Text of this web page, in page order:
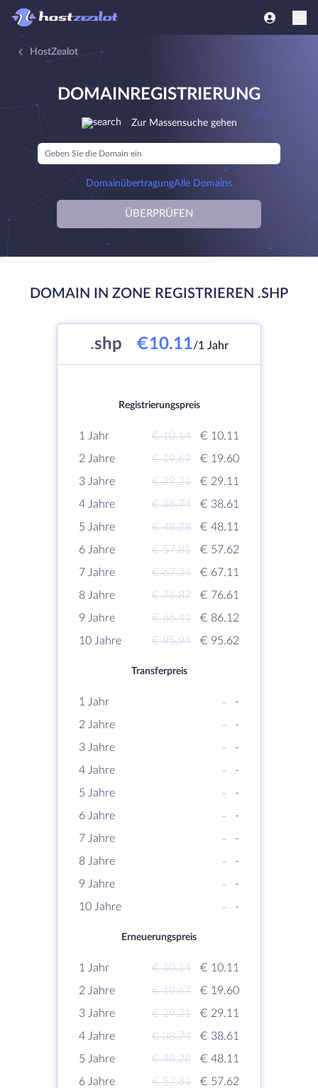
HostZealot
DOMAINREGISTRIERUNG
Zur Massensuche gehen
DomainübertragungAlle Domains
ÜBERPRÜFEN
DOMAIN IN ZONE REGISTRIEREN .SHP
.shp €10.11/1 Jahr
Registrierungspreis
1 Jahr € 10.14
€ 10.11
2 Jahre
€ 19.67
€ 19.60
3 Jahre
€ 29.21
€ 29.11
4 Jahre
€ 38.74
€ 38.61
5 Jahre
€ 48.28
€ 48.11
6 Jahre
€ 57.81
€ 57.62
7 Jahre
€ 67.34
€ 67.11
8 Jahre
€ 76.87
€ 76.61
9 Jahre
€ 86.41
€ 86.12
10 Jahre
€ 95.94 € 95.62
Transferpreis
1 Jahr -
-
2 Jahre
-
-
3 Jahre
-
-
4 Jahre
-
-
5 Jahre
-
-
6 Jahre
-
-
7 Jahre
-
-
8 Jahre
-
-
9 Jahre
-
-
10 Jahre
- -
Erneuerungspreis
1 Jahr € 10.14
€ 10.11
2 Jahre
€ 19.67
€ 19.60
3 Jahre
€ 29.21
€ 29.11
4 Jahre
€ 38.74
€ 38.61
5 Jahre
€ 48.28
€ 48.11
6 Jahre
€ 57.81
€ 57.62